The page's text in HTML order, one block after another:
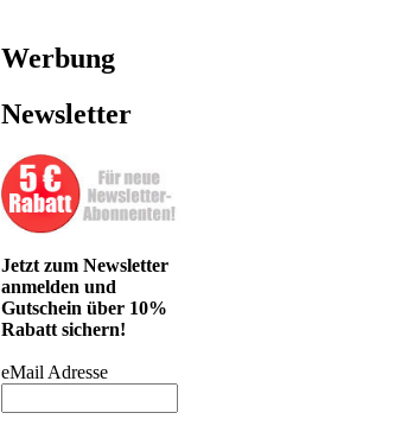
Werbung
Newsletter
Jetzt zum Newsletter
anmelden und
Gutschein über 10%
Rabatt sichern!
eMail Adresse